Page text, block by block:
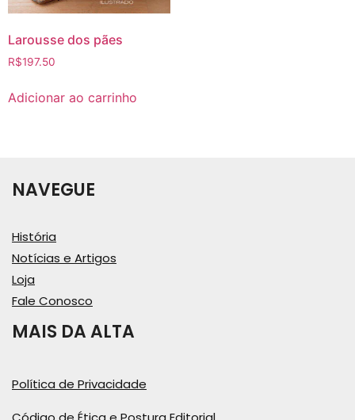
Larousse dos pães
R$197.50
Adicionar ao carrinho
NAVEGUE
História
Notícias e Artigos
Loja
Fale Conosco
MAIS DA ALTA
Política de Privacidade